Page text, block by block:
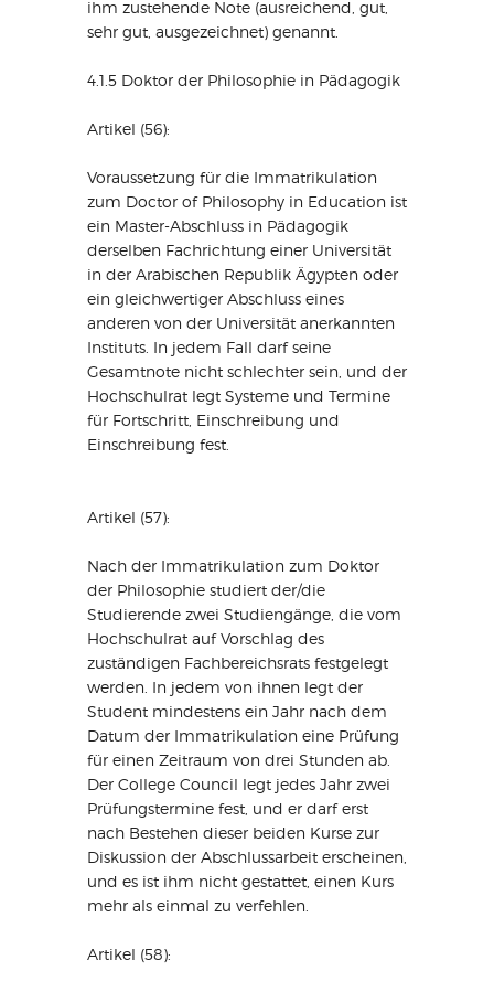
ihm zustehende Note (ausreichend, gut,
sehr gut, ausgezeichnet) genannt.
4.1.5 Doktor der Philosophie in Pädagogik
Artikel (56):
Voraussetzung für die Immatrikulation
zum Doctor of Philosophy in Education ist
ein Master-Abschluss in Pädagogik
derselben Fachrichtung einer Universität
in der Arabischen Republik Ägypten oder
ein gleichwertiger Abschluss eines
anderen von der Universität anerkannten
Instituts. In jedem Fall darf seine
Gesamtnote nicht schlechter sein, und der
Hochschulrat legt Systeme und Termine
für Fortschritt, Einschreibung und
Einschreibung fest.
Artikel (57):
Nach der Immatrikulation zum Doktor
der Philosophie studiert der/die
Studierende zwei Studiengänge, die vom
Hochschulrat auf Vorschlag des
zuständigen Fachbereichsrats festgelegt
werden. In jedem von ihnen legt der
Student mindestens ein Jahr nach dem
Datum der Immatrikulation eine Prüfung
für einen Zeitraum von drei Stunden ab.
Der College Council legt jedes Jahr zwei
Prüfungstermine fest, und er darf erst
nach Bestehen dieser beiden Kurse zur
Diskussion der Abschlussarbeit erscheinen,
und es ist ihm nicht gestattet, einen Kurs
mehr als einmal zu verfehlen.
Artikel (58):